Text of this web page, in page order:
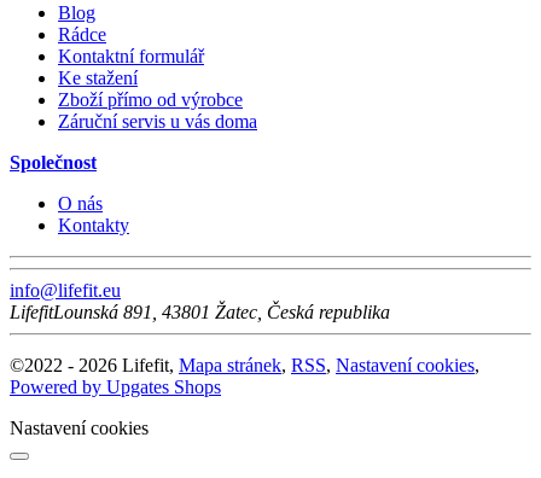
Blog
Rádce
Kontaktní formulář
Ke stažení
Zboží přímo od výrobce
Záruční servis u vás doma
Společnost
O nás
Kontakty
info@lifefit.eu
LifefitLounská 891 43801 Žatec Česká republika
©2022 - 2026 Lifefit, Mapa stránek, RSS, Nastavení cookies,
Powered by Upgates Shops
Nastavení cookies